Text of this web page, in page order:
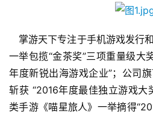
掌游天下专注于手机游戏发行
一举包揽“金茶奖”三项重量级
年度新锐出海游戏企业”；公司
斩获 “2016年度最佳独立游戏大
类手游《喵星旅人》一举摘得